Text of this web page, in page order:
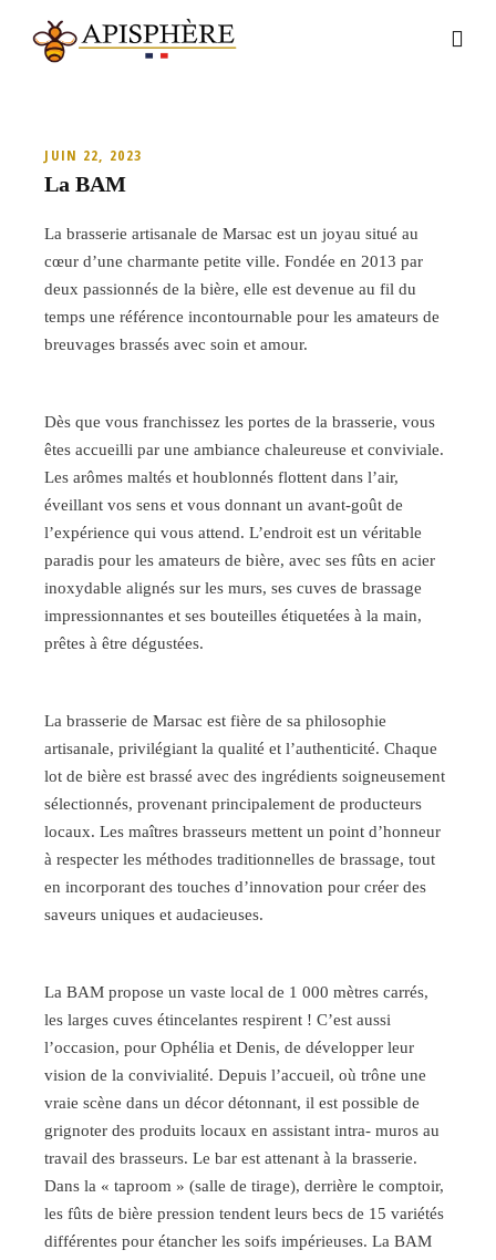
JUIN 22, 2023
La BAM
La brasserie artisanale de Marsac est un joyau situé au
cœur d’une charmante petite ville. Fondée en 2013 par
deux passionnés de la bière, elle est devenue au fil du
temps une référence incontournable pour les amateurs de
breuvages brassés avec soin et amour.
Dès que vous franchissez les portes de la brasserie, vous
êtes accueilli par une ambiance chaleureuse et conviviale.
Les arômes maltés et houblonnés flottent dans l’air,
éveillant vos sens et vous donnant un avant-goût de
l’expérience qui vous attend. L’endroit est un véritable
paradis pour les amateurs de bière, avec ses fûts en acier
inoxydable alignés sur les murs, ses cuves de brassage
impressionnantes et ses bouteilles étiquetées à la main,
prêtes à être dégustées.
La brasserie de Marsac est fière de sa philosophie
artisanale, privilégiant la qualité et l’authenticité. Chaque
lot de bière est brassé avec des ingrédients soigneusement
sélectionnés, provenant principalement de producteurs
locaux. Les maîtres brasseurs mettent un point d’honneur
à respecter les méthodes traditionnelles de brassage, tout
en incorporant des touches d’innovation pour créer des
saveurs uniques et audacieuses.
La BAM propose un vaste local de 1 000 mètres carrés,
les larges cuves étincelantes respirent ! C’est aussi
l’occasion, pour Ophélia et Denis, de développer leur
vision de la convivialité. Depuis l’accueil, où trône une
vraie scène dans un décor détonnant, il est possible de
grignoter des produits locaux en assistant intra- muros au
travail des brasseurs. Le bar est attenant à la brasserie.
Dans la « taproom » (salle de tirage), derrière le comptoir,
les fûts de bière pression tendent leurs becs de 15 variétés
différentes pour étancher les soifs impérieuses. La BAM